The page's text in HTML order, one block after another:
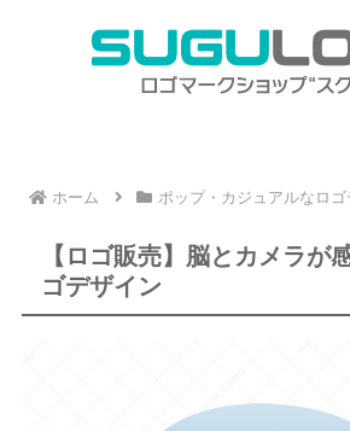
ホーム ポップ・カジュアルなロゴ
【ロゴ販売】脳とカメラが
ゴデザイン